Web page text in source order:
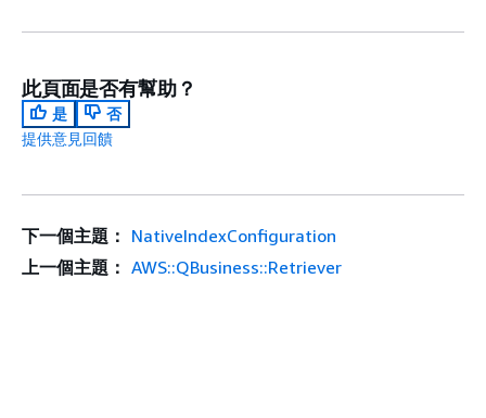
此頁面是否有幫助？
是
否
提供意見回饋
下一個主題： NativeIndexConfiguration
上一個主題： AWS::QBusiness::Retriever